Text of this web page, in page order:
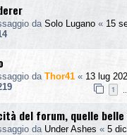
da Solo Lugano « 15
da Thor41 « 13 lug
1
del forum, quelle
da Under Ashes « 5